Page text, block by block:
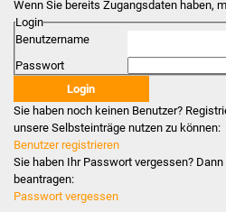
Wenn Sie bereits Zugangsdaten haben,
Login
Benutzername
Passwort
Sie haben noch keinen Benutzer?
unsere Selbsteinträge nutzen zu können:
Benutzer registrieren
Sie haben Ihr Passwort vergessen?
beantragen:
Passwort vergessen